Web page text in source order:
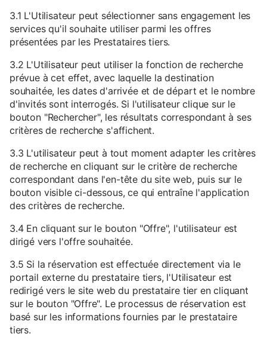
3.1 L'Utilisateur peut sélectionner sans engagement les
services qu'il souhaite utiliser parmi les offres
présentées par les Prestataires tiers.
3.2 L'Utilisateur peut utiliser la fonction de recherche
prévue à cet effet, avec laquelle la destination
souhaitée, les dates d'arrivée et de départ et le nombre
d'invités sont interrogés. Si l'utilisateur clique sur le
bouton "Rechercher", les résultats correspondant à ses
critères de recherche s'affichent.
3.3 L'utilisateur peut à tout moment adapter les critères
de recherche en cliquant sur le critère de recherche
correspondant dans l'en-tête du site web, puis sur le
bouton visible ci-dessous, ce qui entraîne l'application
des critères de recherche.
3.4 En cliquant sur le bouton "Offre", l'utilisateur est
dirigé vers l'offre souhaitée.
3.5 Si la réservation est effectuée directement via le
portail externe du prestataire tiers, l'Utilisateur est
redirigé vers le site web du prestataire tier en cliquant
sur le bouton "Offre". Le processus de réservation est
basé sur les informations fournies par le prestataire
tiers.